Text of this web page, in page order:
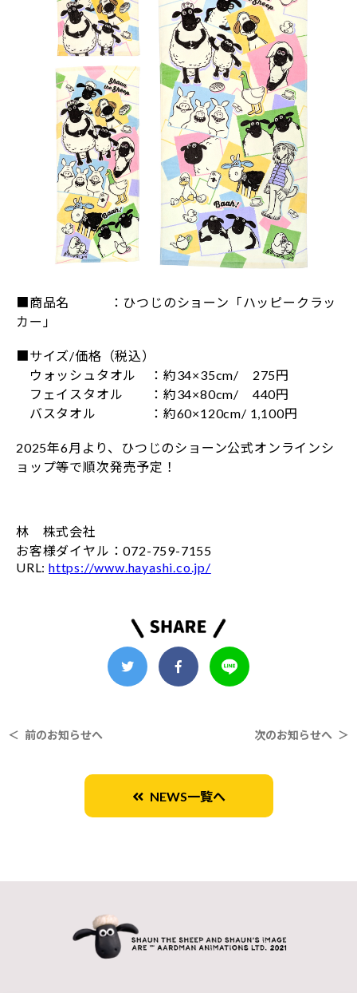
■商品名 ：ひつじのショーン「ハッピークラッ
カー」
■サイズ/価格（税込）
ウォッシュタオル ：約34×35cm/ 275円
フェイスタオル ：約34×80cm/ 440円
バスタオル ：約60×120cm/ 1,100円
2025年6月より、ひつじのショーン公式オンラインシ
ョップ等で順次発売予定！
林 株式会社
お客様ダイヤル：072-759-7155
URL: https://www.hayashi.co.jp/
＜ 前のお知らせへ 次のお知らせへ ＞
NEWS一覧へ